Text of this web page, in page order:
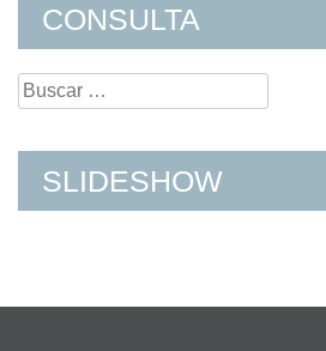
CONSULTA
Search
for:
SLIDESHOW